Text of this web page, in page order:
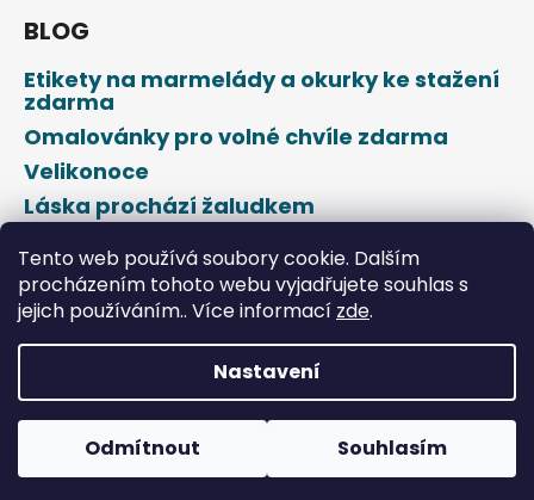
Tento web používá soubory cookie. Dalším
procházením tohoto webu vyjadřujete souhlas s
jejich používáním.. Více informací zde.
Nastavení
Odmítnout Souhlasím
BLOG
Etikety na marmelády a okurky ke stažení
zdarma
Omalovánky pro volné chvíle zdarma
Velikonoce
Láska prochází žaludkem
Copyright 2026DROPAP . Všechna práva vyhrazena.